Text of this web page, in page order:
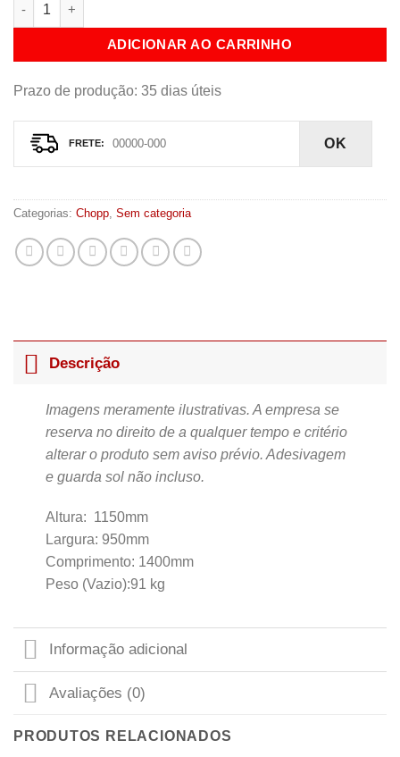
ADICIONAR AO CARRINHO
Prazo de produção: 35 dias úteis
OK
Categorias: Chopp Sem categoria
Descrição
Imagens meramente ilustrativas. A empresa se
reserva no direito de a qualquer tempo e critério
alterar o produto sem aviso prévio. Adesivagem
e guarda sol não incluso.
Altura: 1150mm
Largura: 950mm
Comprimento: 1400mm
Peso (Vazio):91 kg
Informação adicional
Avaliações (0)
PRODUTOS RELACIONADOS